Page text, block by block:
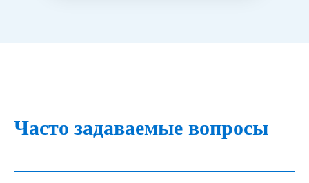
Часто задаваемые вопросы